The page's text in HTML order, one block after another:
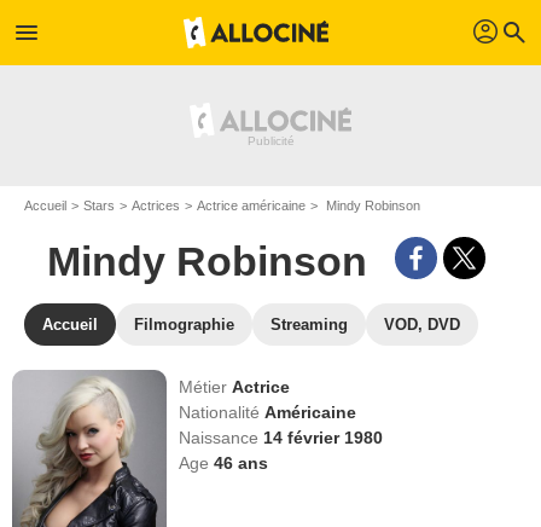
menu profil search
Accueil Stars Actrices Actrice américaine Mindy Robinson
Mindy Robinson
Accueil Filmographie Streaming VOD, DVD
MétierActrice
NationalitéAméricaine
Naissance 14 février 1980
Age46 ans